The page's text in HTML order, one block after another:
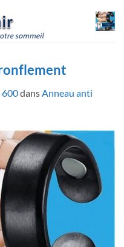
600dansAnneau anti